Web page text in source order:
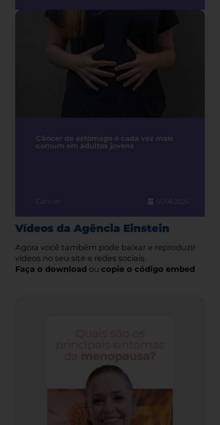
Câncer de estômago é cada vez mais
comum em adultos jovens
Câncer 05.08.2026
Vídeos da Agência Einstein
Agora você também pode baixar e reproduzir
vídeos no seu site e redes sociais.
Faça o download ou copie o código embed